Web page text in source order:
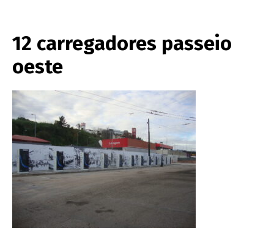
12 carregadores passeio
oeste